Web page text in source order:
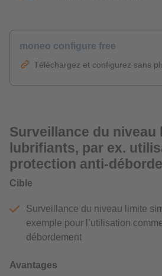
moneo configure free
Téléchargez et configurez sans
Surveillance du niveau
lubrifiants, par ex.
protection anti-
Cible
Surveillance du niveau limite
exemple pour l’utilisation
débordement
Avantages